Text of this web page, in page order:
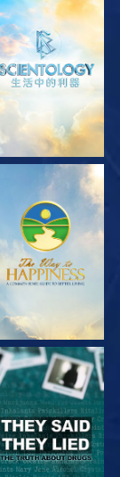
探索系列節目
觀看
觀看